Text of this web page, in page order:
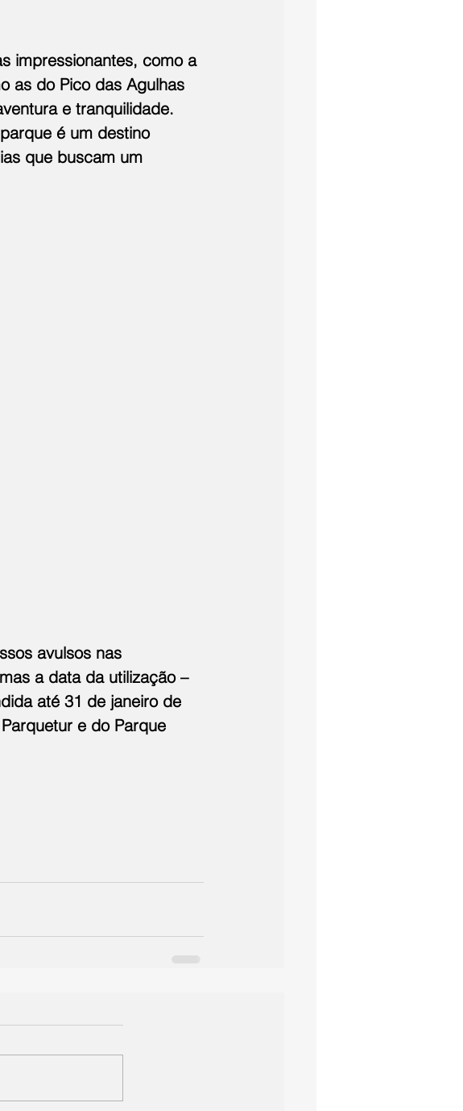
impressionantes, como a
as do Pico das Agulhas
e tranquilidade.
é um destino
que buscam um
avulsos nas
a data da utilização –
até 31 de janeiro de
Parquetur e do Parque